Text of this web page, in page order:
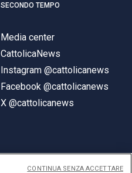
SECONDO TEMPO
Media center
CattolicaNews
Instagram @cattolicanews
Facebook @cattolicanews
X @cattolicanews
CONTINUA SENZA ACCETTARE